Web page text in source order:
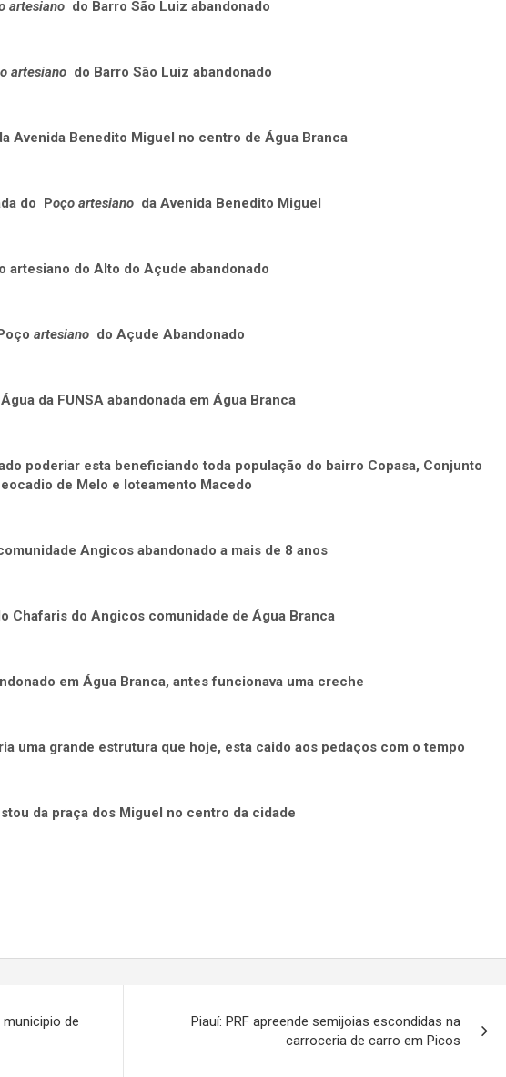
artesiano do Barro São Luiz abandonado
artesiano do Barro São Luiz abandonado
Avenida Benedito Miguel no centro de Água Branca
do Poço artesiano da Avenida Benedito Miguel
artesiano do Alto do Açude abandonado
artesiano do Açude Abandonado
Água da FUNSA abandonada em Água Branca
poderiar esta beneficiando toda população do bairro Copasa, Conjunto
de Melo e loteamento Macedo
Angicos abandonado a mais de 8 anos
Chafaris do Angicos comunidade de Água Branca
em Água Branca, antes funcionava uma creche
uma grande estrutura que hoje, esta caido aos pedaços com o tempo
da praça dos Miguel no centro da cidade
de
Piauí: PRF apreende semijoias escondidas na
carroceria de carro em Picos